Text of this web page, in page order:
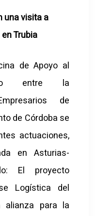
una visita a
Trubia
de Apoyo al
entre la
de
de Córdoba se
actuaciones,
en Asturias-
El proyecto
Logística del
alianza para la